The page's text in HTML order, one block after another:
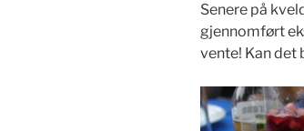
Senere på
gjennomført
vente! Kan det